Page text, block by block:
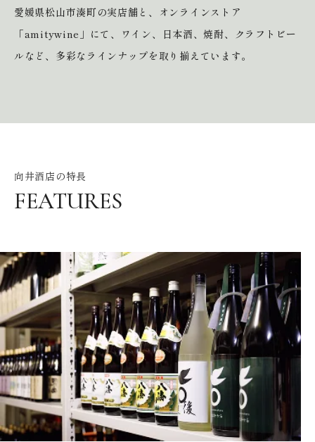
愛媛県松山市湊町の実店舗と、オンラインストア
「amitywine」にて、ワイン、日本酒、焼酎、クラフトビー
ルなど、多彩なラインナップを取り揃えています。
向井酒店の特長